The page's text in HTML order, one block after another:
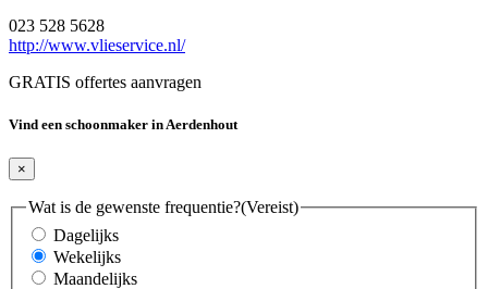
023 528 5628
http://www.vlieservice.nl/
GRATIS offertes aanvragen
Vind een schoonmaker in Aerdenhout
×
Wat is de gewenste frequentie?(Vereist)
Dagelijks
Wekelijks
Maandelijks